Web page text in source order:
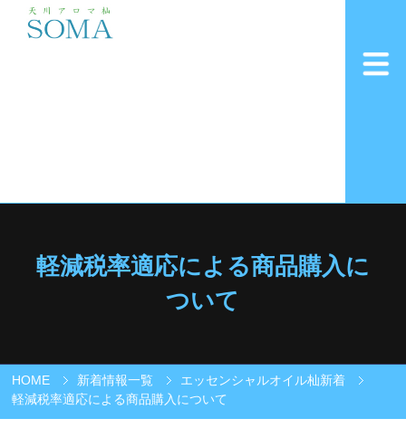
軽減税率適応による商品購入に
ついて
HOME 新着情報一覧
エッセンシャルオイル杣新着
軽減税率適応による商品購入について